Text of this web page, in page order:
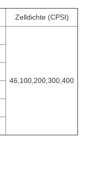
Zelldichte (CPSI)
46,100,200,300,400